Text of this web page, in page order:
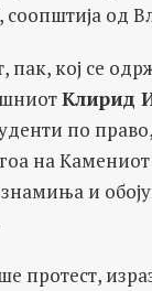
од
пак, кој се
Клирид
по
на Камениот
и
протест,